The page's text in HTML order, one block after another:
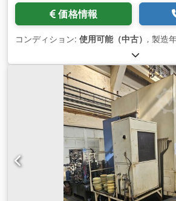
移動され、油圧でクランプされます。 シ
ワークピースは研削中に砥石を通過して接
るため、均一な砥石プロファイルが常に維
DITTEL - 砥石バランス装置 外部コレット
ンターポイントによる油圧ワーククラン
とオイルミスト抽出システムによる完全
自のクーラントシステムはありませんが
の遠心分離機は別途入手可能です。 独立
ロールキャビネット、キャビン内の独立
削砥石フランジ
価格情報
コンディション: 使用可能（中古） , 製造